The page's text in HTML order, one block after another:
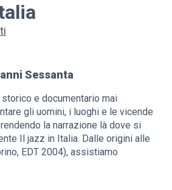
Sessanta
e documentario mai
gli uomini, i luoghi e le vicende
la narrazione là dove si
Il jazz in Italia. Dalle origini alle
EDT 2004), assistiamo
di parabole individuali di